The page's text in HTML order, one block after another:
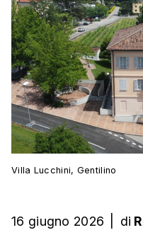
Villa Lucchini, Gentilino
16 giugno 2026 di